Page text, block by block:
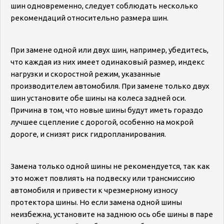
шин одновременно, следует соблюдать несколько
рекомендаций относительно размера шин.
При замене одной или двух шин, например, убедитесь,
что каждая из них имеет одинаковый размер, индекс
нагрузки и скоростной режим, указанные
производителем автомобиля. При замене только двух
шин установите обе шины на колеса задней оси.
Причина в том, что новые шины будут иметь гораздо
лучшее сцепление с дорогой, особенно на мокрой
дороге, и снизят риск гидропланирования.
Замена только одной шины не рекомендуется, так как
это может повлиять на подвеску или трансмиссию
автомобиля и привести к чрезмерному износу
протектора шины. Но если замена одной шины
неизбежна, установите на заднюю ось обе шины в паре